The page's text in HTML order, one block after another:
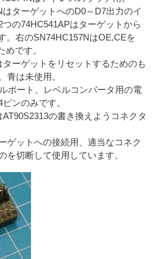
ターゲットへのD0～D7出力のイ
の74HC541APはターゲットから
。右のSN74HC157NはOE,CEを
めです。
ーゲットをリセットするためのも
青は未使用。
ポート、レベルコンバータ用の電
ンのみです。
の書き換えようコネクタ
ゲットへの接続用、適当なコネク
を切断して使用しています。